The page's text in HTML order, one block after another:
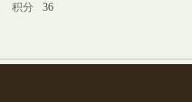
积分 36